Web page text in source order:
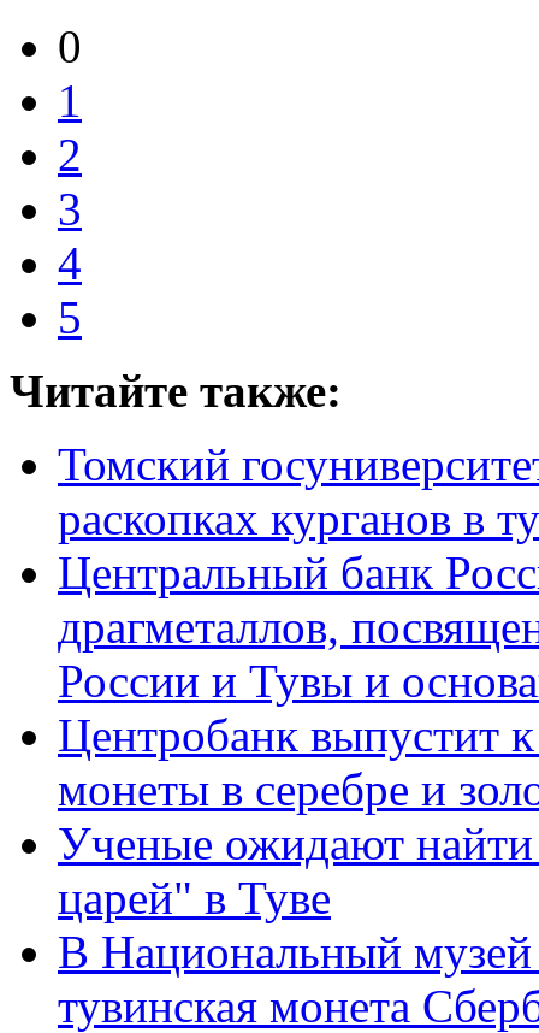
0
1
2
3
4
5
Читайте также:
Томский
раскопках курганов в
Центральный банк
драгметаллов,
России и Тувы и
Центробанк выпустит
монеты в серебре и
Ученые ожидают
царей" в Туве
В Национальный музей
тувинская монета